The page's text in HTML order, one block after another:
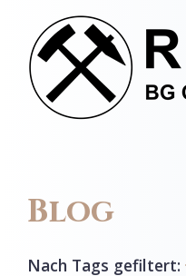
Blog
Nach Tags gefiltert: